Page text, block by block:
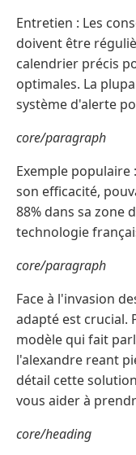
Entretien : Les
doivent être
calendrier précis
optimales. La
système d'alerte
core/paragraph
Exemple
son efficacité,
88% dans sa zone
technologie
core/paragraph
Face à l'invasion
adapté est crucial.
modèle qui fait
l'alexandre reant
détail cette
vous aider à
core/heading